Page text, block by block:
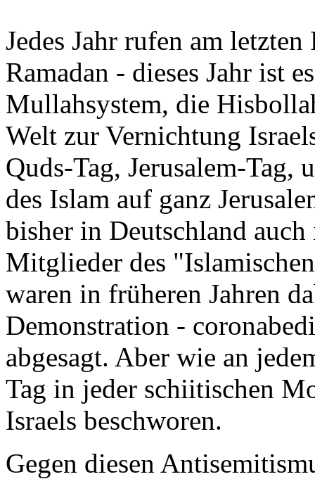
Jedes Jahr rufen am
Ramadan - dieses Jahr ist
Mullahsystem, die
Welt zur Vernichtung
Quds-Tag, Jerusalem-
des Islam auf ganz
bisher in Deutschland
Mitglieder des
waren in früheren Jahren
Demonstration -
abgesagt. Aber wie an
Tag in jeder schiitischen
Israels beschworen.
Gegen diesen